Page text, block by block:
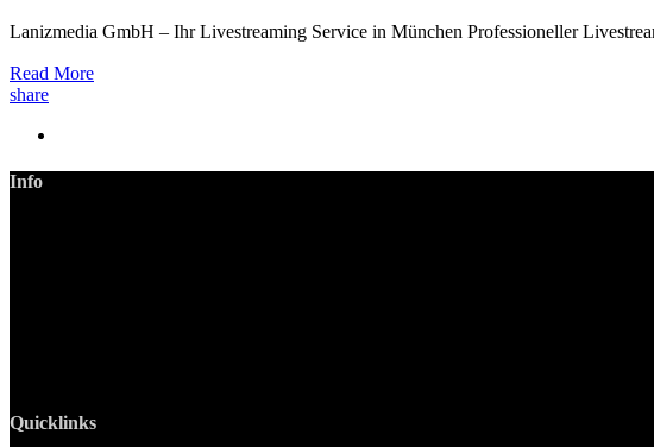
Lanizmedia GmbH – Ihr Livestreaming Service in München Professioneller
Read More
share
Info
Quicklinks